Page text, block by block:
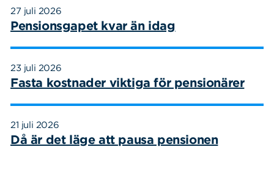
27 juli 2026
Pensionsgapet kvar än idag
23 juli 2026
Fasta kostnader viktiga för pensionärer
21 juli 2026
Då är det läge att pausa pensionen